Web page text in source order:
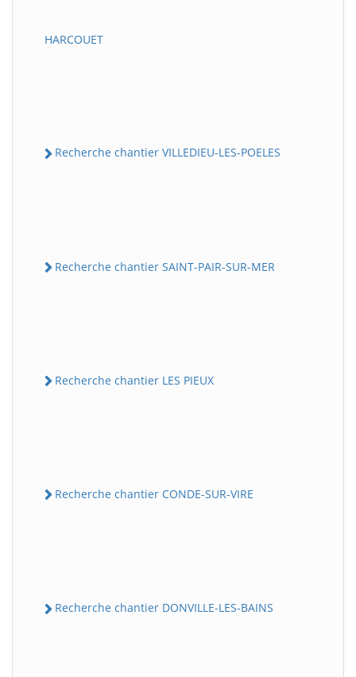
HARCOUET
Recherche chantier VILLEDIEU-LES-POELES
Recherche chantier SAINT-PAIR-SUR-MER
Recherche chantier LES PIEUX
Recherche chantier CONDE-SUR-VIRE
Recherche chantier DONVILLE-LES-BAINS